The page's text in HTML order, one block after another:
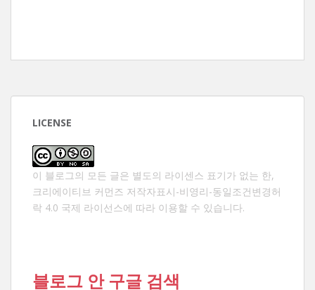
LICENSE
이 블로그의 모든 글은 별도의 라이센스 표기가 없는 한,
크리에이티브 커먼즈 저작자표시-비영리-동일조건변경허
락 4.0 국제 라이선스에 따라 이용할 수 있습니다.
블로그 안 구글 검색